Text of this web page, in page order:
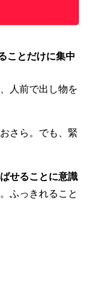
ことだけに集中
人前で出し物を
さら。でも、緊
せることに意識
ふっきれること